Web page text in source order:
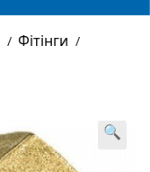
/ Фітінги /
🔍